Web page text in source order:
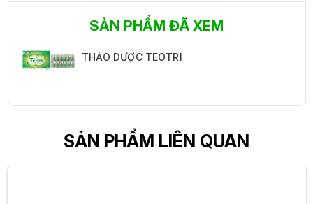
SẢN PHẨM ĐÃ XEM
THẢO DƯỢC TEOTRI
SẢN PHẨM LIÊN QUAN